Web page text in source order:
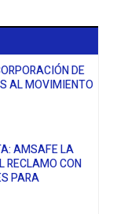
DE
AL MOVIMIENTO
AMSAFE LA
RECLAMO CON
PARA